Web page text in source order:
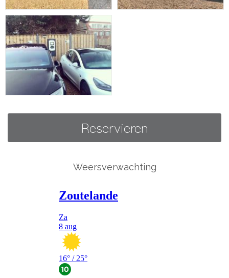
Reservieren
Weersverwachting